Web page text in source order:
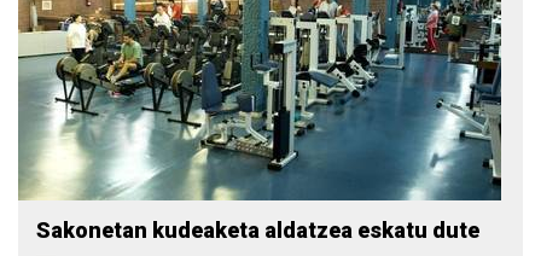
Sakonetan kudeaketa aldatzea eskatu dute